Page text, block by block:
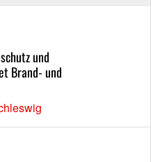
und
Brand- und